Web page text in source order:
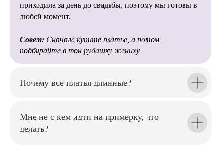
многих сложностей при
Мы внимательно относимся к
идеальный силуэт и создаём
приходила за день до свадьбы, поэтому мы готовы в
любой момент.
Совет: Сначала купите платье, а потом
подбирайте в тон рубашку жениху
Почему все платья длинные?
Мне не с кем идти на примерку, что
делать?